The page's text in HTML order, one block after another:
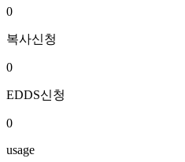
0
복사신청
0
EDDS신청
0
usage